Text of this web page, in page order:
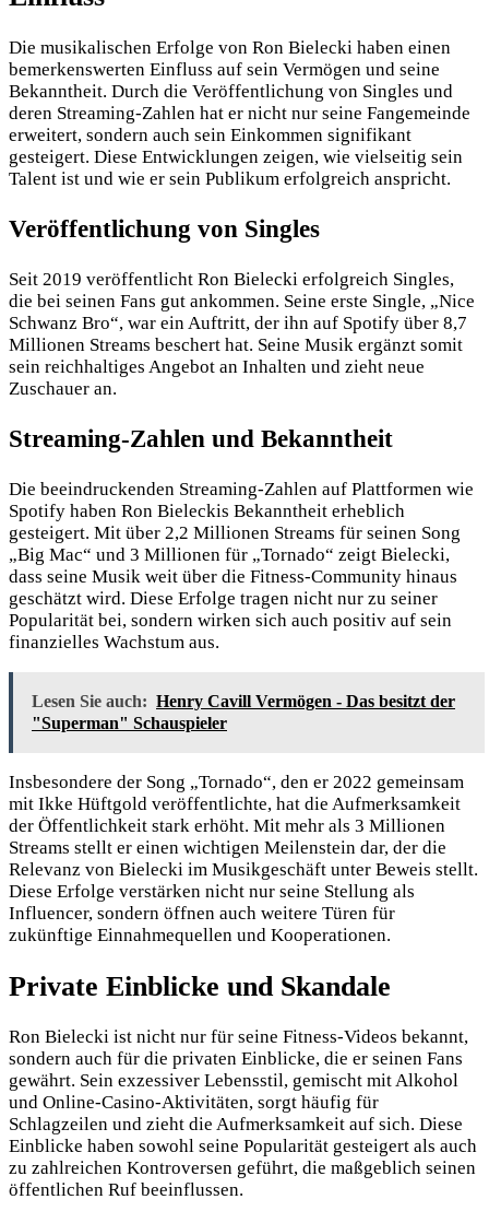
Die musikalischen Erfolge von Ron Bielecki haben einen
bemerkenswerten Einfluss auf sein Vermögen und seine
Bekanntheit. Durch die Veröffentlichung von Singles und
deren Streaming-Zahlen hat er nicht nur seine Fangemeinde
erweitert, sondern auch sein Einkommen signifikant
gesteigert. Diese Entwicklungen zeigen, wie vielseitig sein
Talent ist und wie er sein Publikum erfolgreich anspricht.
Veröffentlichung von Singles
Seit 2019 veröffentlicht Ron Bielecki erfolgreich Singles,
die bei seinen Fans gut ankommen. Seine erste Single, „Nice
Schwanz Bro“, war ein Auftritt, der ihn auf Spotify über 8,7
Millionen Streams beschert hat. Seine Musik ergänzt somit
sein reichhaltiges Angebot an Inhalten und zieht neue
Zuschauer an.
Streaming-Zahlen und Bekanntheit
Die beeindruckenden Streaming-Zahlen auf Plattformen wie
Spotify haben Ron Bieleckis Bekanntheit erheblich
gesteigert. Mit über 2,2 Millionen Streams für seinen Song
„Big Mac“ und 3 Millionen für „Tornado“ zeigt Bielecki,
dass seine Musik weit über die Fitness-Community hinaus
geschätzt wird. Diese Erfolge tragen nicht nur zu seiner
Popularität bei, sondern wirken sich auch positiv auf sein
finanzielles Wachstum aus.
Lesen Sie auch: Henry Cavill Vermögen - Das besitzt der
"Superman" Schauspieler
Insbesondere der Song „Tornado“, den er 2022 gemeinsam
mit Ikke Hüftgold veröffentlichte, hat die Aufmerksamkeit
der Öffentlichkeit stark erhöht. Mit mehr als 3 Millionen
Streams stellt er einen wichtigen Meilenstein dar, der die
Relevanz von Bielecki im Musikgeschäft unter Beweis stellt.
Diese Erfolge verstärken nicht nur seine Stellung als
Influencer, sondern öffnen auch weitere Türen für
zukünftige Einnahmequellen und Kooperationen.
Private Einblicke und Skandale
Ron Bielecki ist nicht nur für seine Fitness-Videos bekannt,
sondern auch für die privaten Einblicke, die er seinen Fans
gewährt. Sein exzessiver Lebensstil, gemischt mit Alkohol
und Online-Casino-Aktivitäten, sorgt häufig für
Schlagzeilen und zieht die Aufmerksamkeit auf sich. Diese
Einblicke haben sowohl seine Popularität gesteigert als auch
zu zahlreichen Kontroversen geführt, die maßgeblich seinen
öffentlichen Ruf beeinflussen.